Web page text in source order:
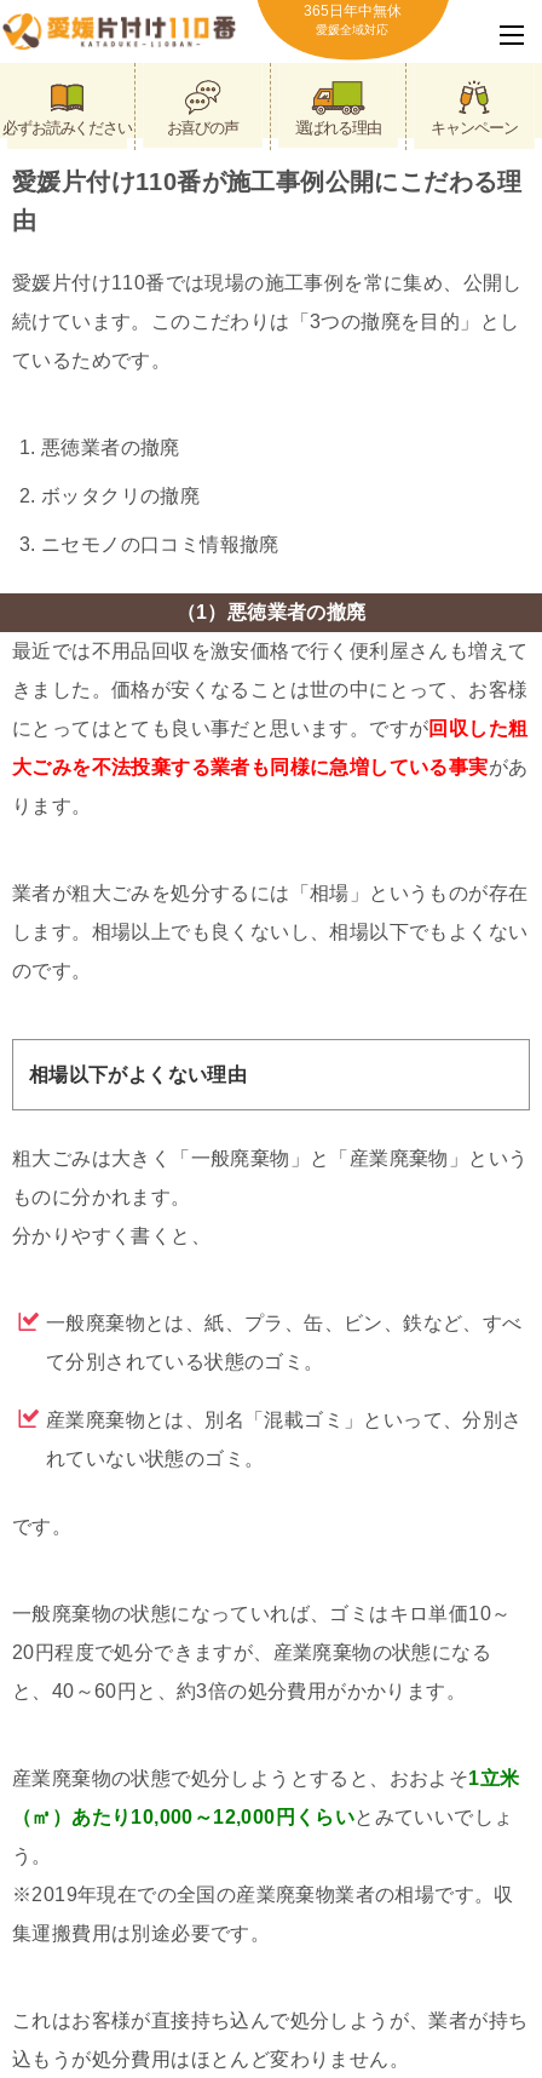
365日年中無休
愛媛全域対応
必ずお読みください お喜びの声 選ばれる理由 キャンペーン
愛媛片付け110番が施工事例公開にこだわる理
由
愛媛片付け110番では現場の施工事例を常に集め、公開し
続けています。このこだわりは「3つの撤廃を目的」とし
ているためです。
悪徳業者の撤廃
ボッタクリの撤廃
ニセモノの口コミ情報撤廃
（1）悪徳業者の撤廃
最近では不用品回収を激安価格で行く便利屋さんも増えて
きました。価格が安くなることは世の中にとって、お客様
にとってはとても良い事だと思います。ですが回収した粗
大ごみを不法投棄する業者も同様に急増している事実があ
ります。
業者が粗大ごみを処分するには「相場」というものが存在
します。相場以上でも良くないし、相場以下でもよくない
のです。
相場以下がよくない理由
粗大ごみは大きく「一般廃棄物」と「産業廃棄物」という
ものに分かれます。
分かりやすく書くと、
一般廃棄物とは、紙、プラ、缶、ビン、鉄など、すべ
て分別されている状態のゴミ。
産業廃棄物とは、別名「混載ゴミ」といって、分別さ
れていない状態のゴミ。
です。
一般廃棄物の状態になっていれば、ゴミはキロ単価10～
20円程度で処分できますが、産業廃棄物の状態になる
と、40～60円と、約3倍の処分費用がかかります。
産業廃棄物の状態で処分しようとすると、おおよそ1立米
（㎥）あたり10,000～12,000円くらいとみていいでしょ
う。
※2019年現在での全国の産業廃棄物業者の相場です。収
集運搬費用は別途必要です。
これはお客様が直接持ち込んで処分しようが、業者が持ち
込もうが処分費用はほとんど変わりません。